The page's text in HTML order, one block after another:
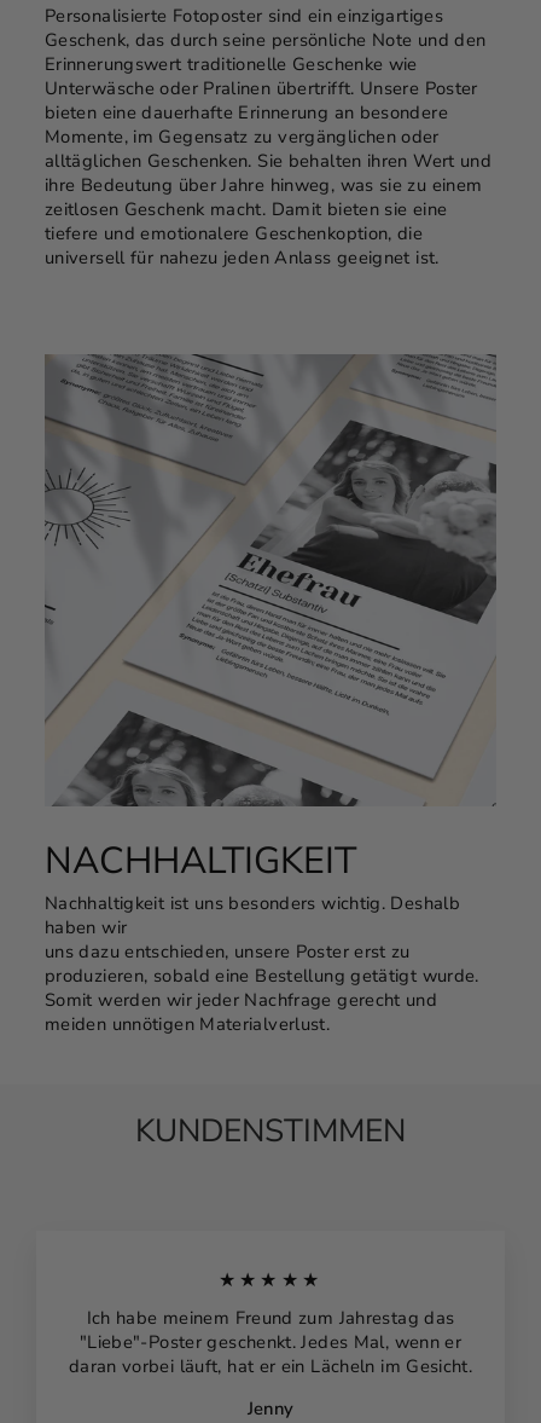
Personalisierte Fotoposter sind ein einzigartiges
Geschenk, das durch seine persönliche Note und den
Erinnerungswert traditionelle Geschenke wie
Unterwäsche oder Pralinen übertrifft. Unsere Poster
bieten eine dauerhafte Erinnerung an besondere
Momente, im Gegensatz zu vergänglichen oder
alltäglichen Geschenken. Sie behalten ihren Wert und
ihre Bedeutung über Jahre hinweg, was sie zu einem
zeitlosen Geschenk macht. Damit bieten sie eine
tiefere und emotionalere Geschenkoption, die
universell für nahezu jeden Anlass geeignet ist.
NACHHALTIGKEIT
Nachhaltigkeit ist uns besonders wichtig. Deshalb
haben wir
uns dazu entschieden, unsere Poster erst zu
produzieren, sobald eine Bestellung getätigt wurde.
Somit werden wir jeder Nachfrage gerecht und
meiden unnötigen Materialverlust.
KUNDENSTIMMEN
★★★★★
Ich habe meinem Freund zum Jahrestag das
"Liebe"-Poster geschenkt. Jedes Mal, wenn er
daran vorbei läuft, hat er ein Lächeln im Gesicht.
Jenny